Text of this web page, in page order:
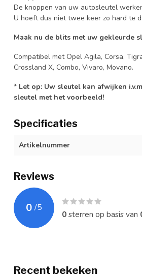
De knoppen van uw autosleutel
U hoeft dus niet twee keer zo hard te
Maak nu de blits met uw gekleurde
Compatibel met Opel Agila, Corsa,
Crossland X, Combo, Vivaro, Movano.
* Let op: Uw sleutel kan afwijken
sleutel met het voorbeeld!
Specificaties
Artikelnummer
Reviews
0 /5
0sterren op basis van
Recent bekeken